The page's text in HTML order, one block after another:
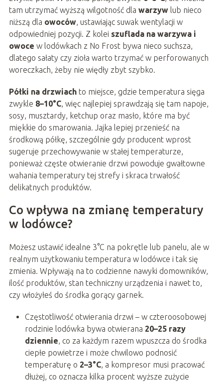
tam utrzymać wyższą wilgotność dla warzywlub nieco
niższą dla owoców, ustawiając suwak wentylacji w
odpowiedniej pozycji. Z kolei szuflada na warzywa i
owoce w lodówkach z No Frost bywa nieco suchsza,
dlatego sałaty czy zioła warto trzymać w perforowanych
woreczkach, żeby nie więdły zbyt szybko.
Półki na drzwiachto miejsce, gdzie temperatura sięga
zwykle 8–10°C, więc najlepiej sprawdzają się tam napoje,
sosy, musztardy, ketchup oraz masło, które ma być
miękkie do smarowania. Jajka lepiej przenieść na
środkową półkę, szczególnie gdy producent wprost
sugeruje przechowywanie w stałej temperaturze,
ponieważ częste otwieranie drzwi powoduje gwałtowne
wahania temperatury tej strefy i skraca trwałość
delikatnych produktów.
Co wpływa na zmianę temperatury
w lodówce?
Możesz ustawić idealne 3°C na pokrętle lub panelu, ale w
realnym użytkowaniu temperatura w lodówce i tak się
zmienia. Wpływają na to codzienne nawyki domowników,
ilość produktów, stan techniczny urządzenia i nawet to,
czy włożyłeś do środka gorący garnek.
Częstotliwość otwierania drzwi – w czteroosobowej
rodzinie lodówka bywa otwierana 20–25 razy
dziennie , co za każdym razem wpuszcza do środka
ciepłe powietrze i może chwilowo podnosić
temperaturę o 2–3°C, a kompresor musi pracować
dłużej, co oznacza kilka procent wyższe zużycie